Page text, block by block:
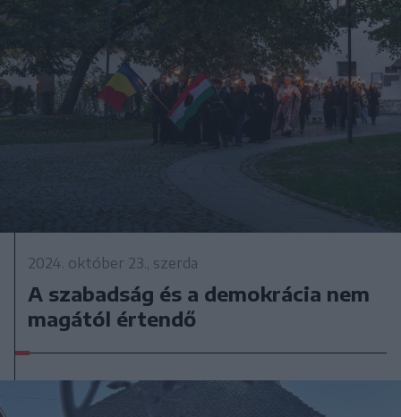
2024. október 23., szerda
A szabadság és a demokrácia nem
magától értendő